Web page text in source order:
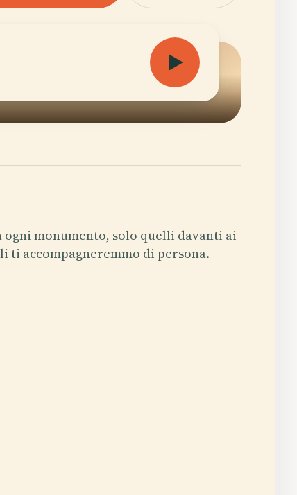
ogni monumento, solo quelli davanti ai
ti accompagneremmo di persona.